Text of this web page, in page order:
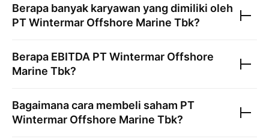
Berapa banyak karyawan yang dimiliki oleh
PT Wintermar Offshore Marine Tbk?
Berapa EBITDA PT Wintermar Offshore
Marine Tbk?
Bagaimana cara membeli saham PT
Wintermar Offshore Marine Tbk?